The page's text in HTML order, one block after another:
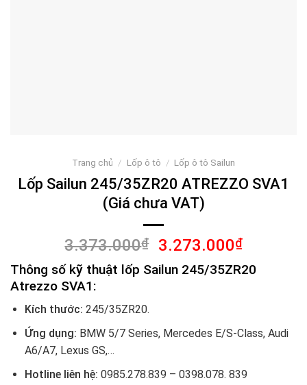
Trang chủ / Lốp ô tô / Lốp ô tô Sailun
Lốp Sailun 245/35ZR20 ATREZZO SVA1
(Giá chưa VAT)
3.373.000₫
Giá
gốc
là:
3.273.000₫Giá
hiện
tại
Thông số kỹ thuật lốp Sailun 245/35ZR20
Atrezzo SVA1:
Kích thước: 245/35ZR20.
Ứng dụng: BMW 5/7 Series, Mercedes E/S-Class, Audi
A6/A7, Lexus GS,…
Hotline liên hệ: 0985.278.839 – 0398.078. 839